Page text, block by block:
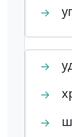
→
→
→
→